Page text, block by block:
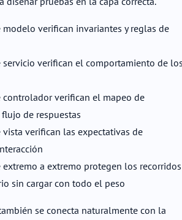
modelo verifican invariantes y reglas de
servicio verifican el comportamiento de
controlador verifican el mapeo de
de respuestas
vista verifican las expectativas de
extremo a extremo protegen los recorridos
sin cargar con todo el peso
se conecta naturalmente con la